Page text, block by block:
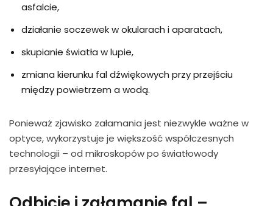
asfalcie,
działanie soczewek w okularach i aparatach,
skupianie światła w lupie,
zmiana kierunku fal dźwiękowych przy przejściu
między powietrzem a wodą.
Ponieważ zjawisko załamania jest niezwykle ważne w
optyce, wykorzystuje je większość współczesnych
technologii – od mikroskopów po światłowody
przesyłające internet.